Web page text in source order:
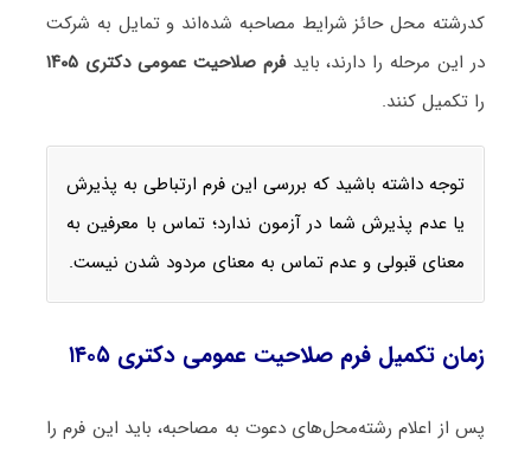
کدرشته محل حائز شرایط مصاحبه شده‌اند و تمایل به شرکت
در این مرحله را دارند، بایدفرم صلاحیت عمومی دکتری ۱۴۰۵
را تکمیل کنند.
توجه داشته باشید که بررسی این فرم ارتباطی به پذیرش
یا عدم پذیرش شما در آزمون ندارد؛ تماس با معرفین به
معنای قبولی و عدم تماس به معنای مردود شدن نیست.
زمان تکمیل فرم صلاحیت عمومی دکتری ۱۴۰۵
پس از اعلام رشته‌محل‌های دعوت به مصاحبه، باید این فرم را